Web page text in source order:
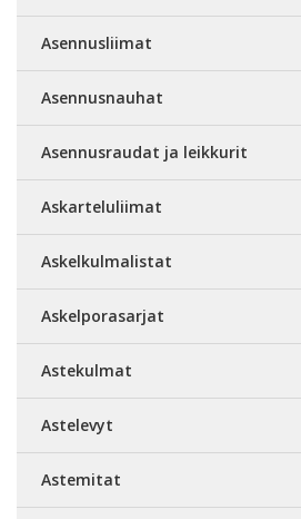
Asennusliimat
Asennusnauhat
Asennusraudat ja leikkurit
Askarteluliimat
Askelkulmalistat
Askelporasarjat
Astekulmat
Astelevyt
Astemitat